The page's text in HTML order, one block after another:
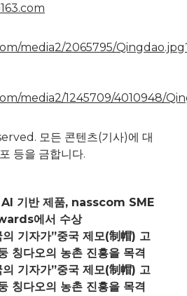
media2/2065795/
media2/1245709/4010948/
모든 콘텐츠(기사)에 대
등을 금합니다.
기반 제품, nasscom SME
에서 수상
의 기자가”중국 제모(制帽) 고
칭다오의 농촌 진흥을 목격
의 기자가”중국 제모(制帽) 고
칭다오의 농촌 진흥을 목격